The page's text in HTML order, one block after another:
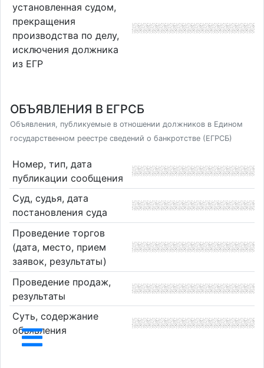
установленная судом,
прекращения
производства по делу,
исключения должника
из ЕГР
ОБЪЯВЛЕНИЯ В ЕГРСБ
Объявления, публикуемые в отношении должников в Едином
государственном реестре сведений о банкротстве (ЕГРСБ)
Номер, тип, дата
публикации сообщения
Суд, судья, дата
постановления суда
Проведение торгов
(дата, место, прием
заявок, результаты)
Проведение продаж,
результаты
Суть, содержание
объявления